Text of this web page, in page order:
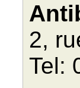
2,
Tel: